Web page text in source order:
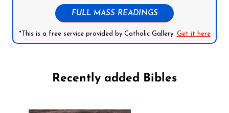
FULL MASS READINGS
*This is a free service provided by Catholic Gallery. Get it here
Recently added Bibles